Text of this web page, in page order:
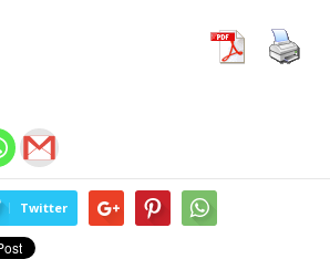
Twitter